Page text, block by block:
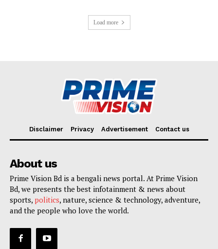
Load more
Disclaimer Privacy Advertisement Contact us
About us
Prime Vision Bd is a bengali news portal. At Prime Vision
Bd, we presents the best infotainment & news about
sports, politics, nature, science & technology, adventure,
and the people who love the world.